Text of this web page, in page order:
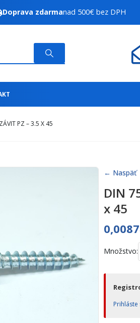
Doprava zdarmanad 500€ bez DPH
PZ – 3.5 X 45
← Naspäť
DIN
x 45
Množstvo:
Prihláste